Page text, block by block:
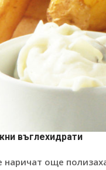
въглехидрати
наричат още